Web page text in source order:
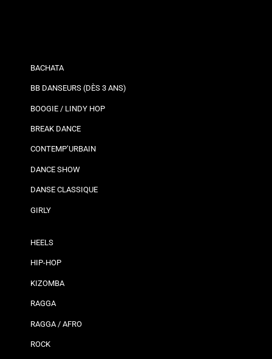
BACHATA
BB DANSEURS (DÈS 3 ANS)
BOOGIE / LINDY HOP
BREAK DANCE
CONTEMP’URBAIN
DANCE SHOW
DANSE CLASSIQUE
GIRLY
HEELS
HIP-HOP
KIZOMBA
RAGGA
RAGGA / AFRO
ROCK